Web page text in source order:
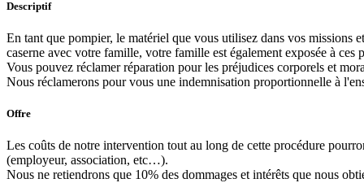
Descriptif
En tant que pompier, le matériel que vous utilisez dans vos missions
caserne avec votre famille, votre famille est également exposée à ces
Vous pouvez réclamer réparation pour les préjudices corporels et
Nous réclamerons pour vous une indemnisation proportionnelle à
Offre
Les coûts de notre intervention tout au long de cette procédure
(employeur, association, etc…).
Nous ne retiendrons que 10% des dommages et intérêts que nous